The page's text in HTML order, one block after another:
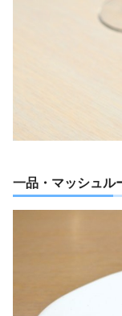
一品・マッシュル